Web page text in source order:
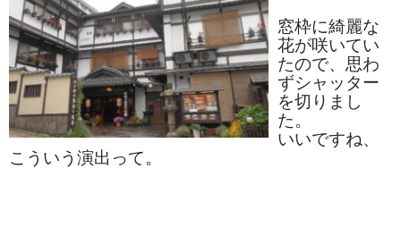
窓枠に綺麗な
花が咲いてい
たので、思わ
ずシャッター
を切りまし
た。
いいですね、
こういう演出って。